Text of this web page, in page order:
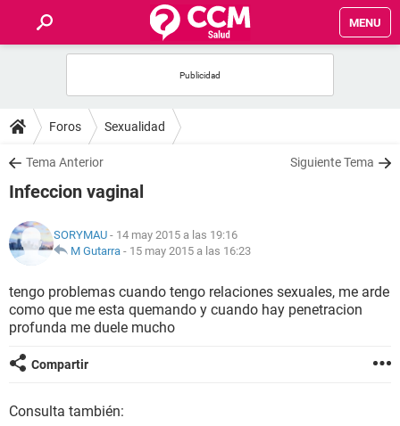
MENU
FOROS
SALUD
NUTRICIÓN
BIENESTAR
Foros Sexualidad
Tema Anterior Siguiente Tema
Infeccion vaginal
SORYMAU - 14 may 2015 a las 19:16
M Gutarra - 15 may 2015 a las 16:23
tengo problemas cuando tengo relaciones sexuales, me arde
como que me esta quemando y cuando hay penetracion
profunda me duele mucho
Compartir
Consulta también: